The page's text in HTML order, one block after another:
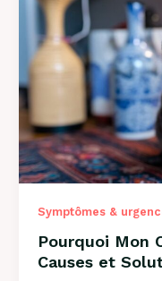
Solutions
Conseils
2026
Symptômes &
Pourquoi Mon
Causes et